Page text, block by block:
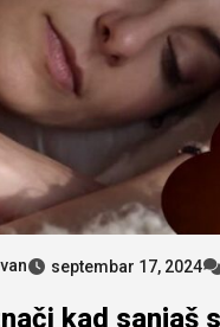
septembar 17, 2024
kad sanjaš